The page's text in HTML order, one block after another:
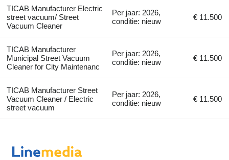
TICAB Manufacturer Electric
street vacuum/ Street
Vacuum Cleaner
Per jaar: 2026,
conditie: nieuw
€ 11.500
TICAB Manufacturer
Municipal Street Vacuum
Cleaner for City Maintenanc
Per jaar: 2026,
conditie: nieuw
€ 11.500
TICAB Manufacturer Street
Vacuum Cleaner / Electric
street vacuum
Per jaar: 2026,
conditie: nieuw
€ 11.500